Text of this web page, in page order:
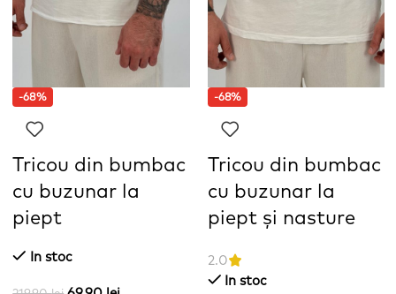
-68%
Tricou din bumbac
cu buzunar la
piept
In stoc
-68%
Tricou din bumbac
cu buzunar la
piept și nasture
2.0
In stoc